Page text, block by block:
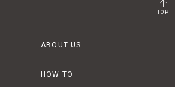
TOP
ABOUT US
HOW TO